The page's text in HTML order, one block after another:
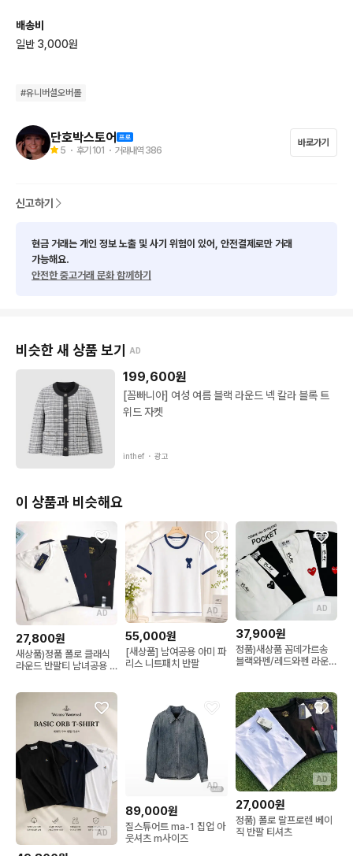
SIZE (cm)
표기사이즈: S
실측기준 100~105 내외입니다.
NOTICE
빈티지 특성 상 교환.환불 불가합니다.
모니터 환경 상 색상이 다소 다를 수 있습니다.
배송비
일반 3,000원
#유니버셜오버롤
단호박스토어
5 ・ 후기 101 ・ 거래내역 386
바로가기
신고하기
현금 거래는 개인 정보 노출 및 사기 위험이 있어, 안전결제로만 거래
가능해요.
안전한 중고거래 문화 함께하기
비슷한 새 상품 보기 AD
199,600원
[꼼빠니아] 여성 여름 블랙 라운드 넥 칼라 블록 트
위드 자켓
inthef ・ 광고
이 상품과 비슷해요
AD
27,800원
새상품)정품 폴로 클래식
라운드 반팔티 남녀공용 3
AD
55,000원
[새상품] 남여공용 아미 파
리스 니트패치 반팔
AD
37,900원
정품)새상품 꼼데가르송
블랙와펜/레드와펜 라운드
AD
AD
89,000원
질스튜어트 ma-1 집업 아
웃셔츠 m사이즈
AD
27,000원
정품) 폴로 랄프로렌 베이
직 반팔 티셔츠